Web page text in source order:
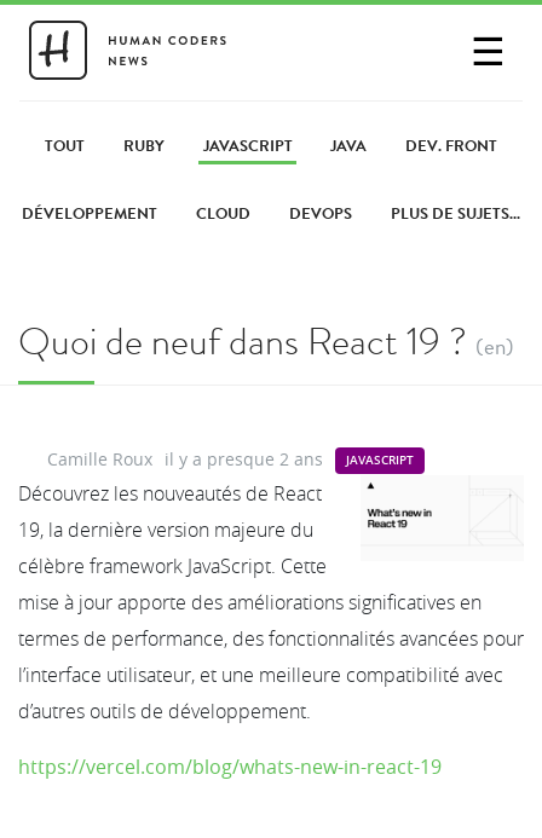
☰
PARTAGER UN LIEN
TOUT RUBY JAVASCRIPT JAVA DEV. FRONT
DÉVELOPPEMENT CLOUD DEVOPS PLUS DE SUJETS...
Quoi de neuf dans React 19 ? (en)
Camille Roux il y a presque 2 ans JAVASCRIPT
Découvrez les nouveautés de React
19, la dernière version majeure du
célèbre framework JavaScript. Cette
mise à jour apporte des améliorations significatives en
termes de performance, des fonctionnalités avancées pour
l’interface utilisateur, et une meilleure compatibilité avec
d’autres outils de développement.
https://vercel.com/blog/whats-new-in-react-19